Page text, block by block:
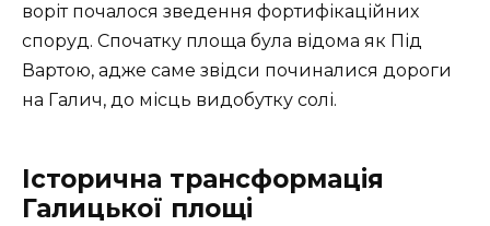
воріт почалося зведення фортифікаційних
споруд. Спочатку площа була відома як Під
Вартою, адже саме звідси починалися дороги
на Галич, до місць видобутку солі.
Історична трансформація
Галицької площі